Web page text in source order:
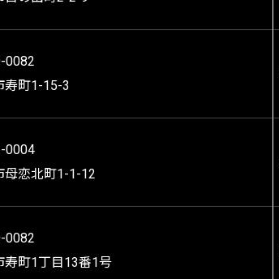
0082
寿町1-15-3
0004
母恋北町1-1-12
0082
寿町1丁目13番1号